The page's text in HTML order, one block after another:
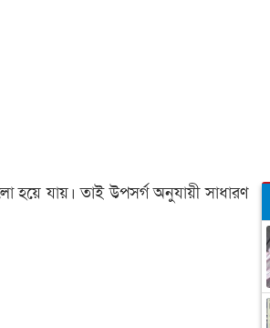
হয়ে যায়। তাই উপসর্গ অনুযায়ী সাধারণ